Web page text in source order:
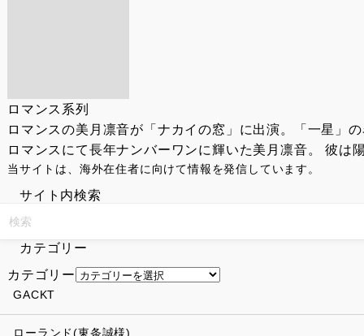
ロマンス系列
ロマンスの美月凛音が「ナカイの窓」に出演。「一星」
ロマンスにて長年ナンバーワンに輝いた美月凛音。 彼
当サイトは、海外在住者に向けて情報を発信しています。
サイト内検索
カテゴリー
カテゴリー
GACKT
ローランド(東条誠様)